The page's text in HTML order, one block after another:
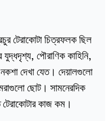
টেরাকোটা চিত্রফলক ছিল
যুদ্ধদৃশ্য, পৌরাণিক কাহিনি,
দেখা যেত। দেয়ালগুলো
ছোট। সামনেরদিক
কাজ কম।